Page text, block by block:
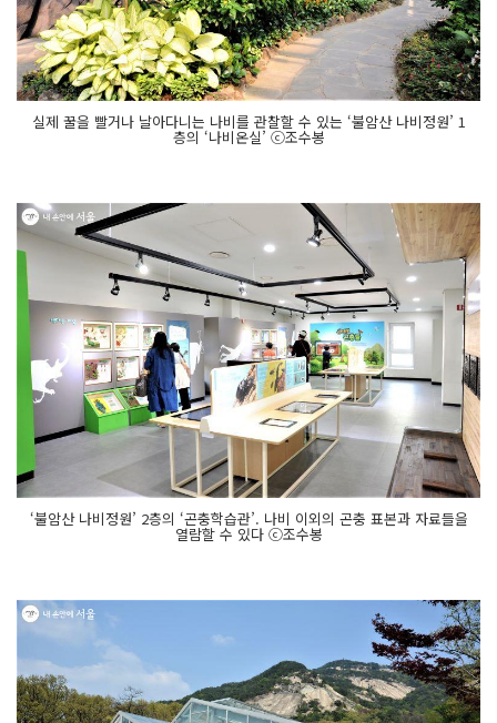
실제 꿀을 빨거나 날아다니는 나비를 관찰할 수 있는 ‘불암산 나비정원’ 1
층의 ‘나비온실’ ⓒ조수봉
‘불암산 나비정원’ 2층의 ‘곤충학습관’. 나비 이외의 곤충 표본과 자료들을
열람할 수 있다 ⓒ조수봉